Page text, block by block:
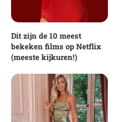
Dit zijn de 10 meest
bekeken films op Netflix
(meeste kijkuren!)